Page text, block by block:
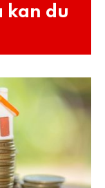
kan du